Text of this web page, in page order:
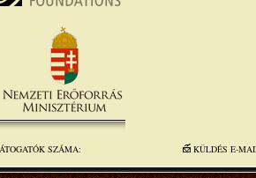
SZÁMA: KÜLDÉS E-